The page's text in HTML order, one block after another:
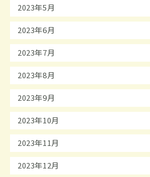
2023年5月
2023年6月
2023年7月
2023年8月
2023年9月
2023年10月
2023年11月
2023年12月